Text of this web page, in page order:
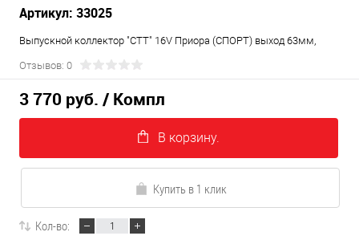
Артикул: 33025
Выпускной коллектор "СТТ" 16V Приора (СПОРТ) выход 63мм,
Отзывов: 0
3 770 руб. / Компл
В корзину.
Купить в 1 клик
Кол-во: